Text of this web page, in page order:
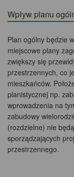
Wpływ planu
Plan ogólny będzie
miejscowe plany
zwiększy się
przestrzennych, co
mieszkańców.
planistycznej np.
wprowadzenia na
zabudowy
(rozdzielne) nie
sporządzających
przestrzennego.